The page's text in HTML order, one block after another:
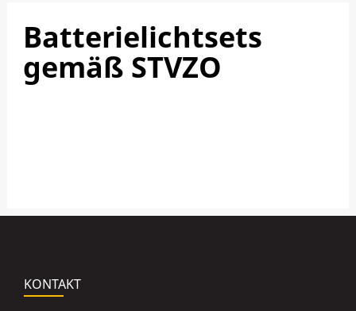
Batterielichtsets
gemäß STVZO
KONTAKT